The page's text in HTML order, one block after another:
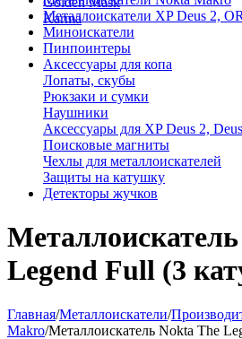
Karma
Металлоискатели XP Deus 2,
Миноискатели
Пинпоинтеры
Аксессуары для копа
Лопаты, скубы
Рюкзаки и сумки
Наушники
Аксессуары для XP Deus 2,
Поисковые магниты
Чехлы для металлоискателей
Защиты на катушку
Детекторы жучков
Legend Full (3
Главная/Металлоискатели/
Makro/Металлоискатель Nokta The